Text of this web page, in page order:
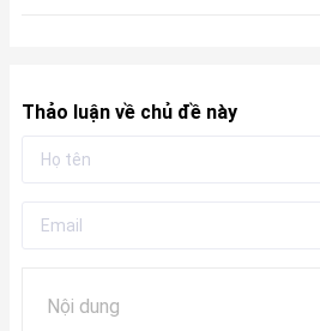
Thảo luận về chủ đề này